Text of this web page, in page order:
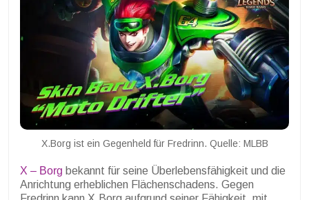
X.Borg ist ein Gegenheld für Fredrinn. Quelle: MLBB
X – Borg bekannt für seine Überlebensfähigkeit und die
Anrichtung erheblichen Flächenschadens. Gegen